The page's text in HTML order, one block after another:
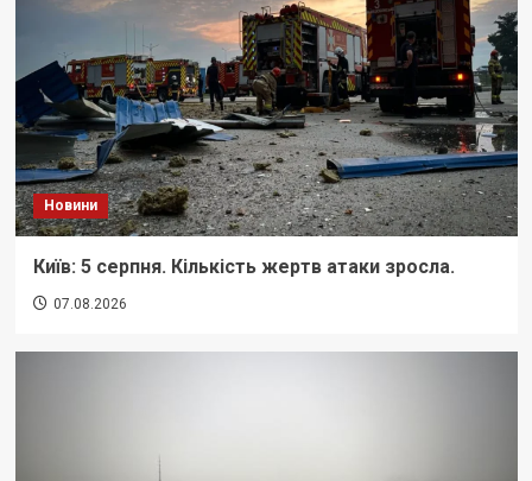
Новини
Київ: 5 серпня. Кількість жертв атаки зросла.
07.08.2026